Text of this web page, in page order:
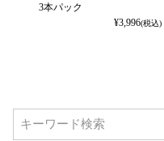
3本パック
¥3,996(税込)